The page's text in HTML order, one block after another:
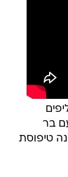
בר
טיפוסת